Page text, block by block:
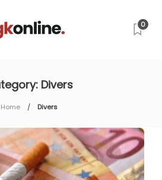
0
Divers
Home Divers